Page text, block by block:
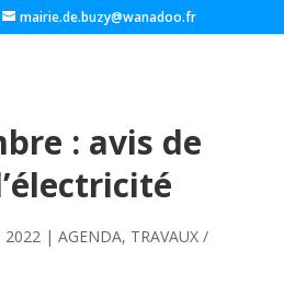
mairie.de.buzy@wanadoo.fr
: avis de
2022| AGENDA, TRAVAUX /